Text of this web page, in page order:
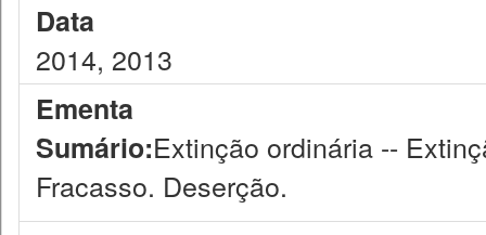
Data
2014, 2013
Ementa
Sumário:Extinção ordinária --
Fracasso. Deserção.